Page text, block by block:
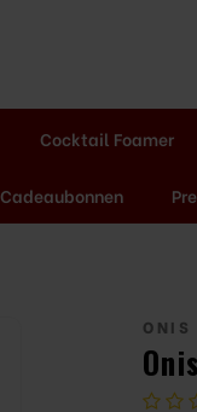
Cocktail Foamer
Cadeaubonnen
ONIS